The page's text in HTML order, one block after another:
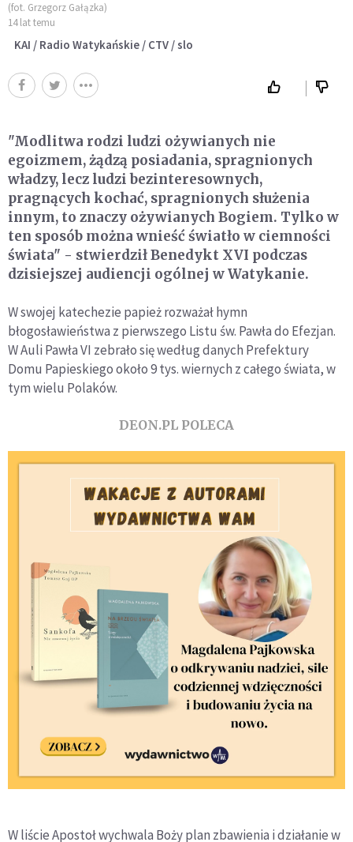
(fot. Grzegorz Gałązka)
14 lat temu
KAI / Radio Watykańskie / CTV / slo
"Modlitwa rodzi ludzi ożywianych nie
egoizmem, żądzą posiadania, spragnionych
władzy, lecz ludzi bezinteresownych,
pragnących kochać, spragnionych służenia
innym, to znaczy ożywianych Bogiem. Tylko w
ten sposób można wnieść światło w ciemności
świata" - stwierdził Benedykt XVI podczas
dzisiejszej audiencji ogólnej w Watykanie.
W swojej katechezie papież rozważał hymn
błogosławieństwa z pierwszego Listu św. Pawła do Efezjan.
W Auli Pawła VI zebrało się według danych Prefektury
Domu Papieskiego około 9 tys. wiernych z całego świata, w
tym wielu Polaków.
DEON.PL POLECA
W liście Apostoł wychwala Boży plan zbawienia i działanie w